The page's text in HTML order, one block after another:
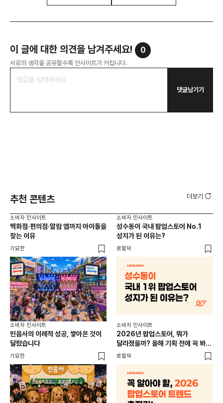
이 글에 대한 의견을 남겨주세요! 0
서로의 생각을 공유할수록 인사이트가 커집니다.
댓글남기기
추천 콘텐츠 더보기
소비자 인사이트
백화점·편의점·알람 앱까지 아이돌을
찾는 이유
기묘한
소비자 인사이트
성수동이 국내 팝업스토어 No.1
성지가 된 이유는?
로컬덕
소비자 인사이트
민음사의 이례적 성공, 쌓아온 것이
달랐습니다
기묘한
소비자 인사이트
2026년 팝업스토어, 뭐가
달라졌을까? 올해 기획 전에 꼭 봐야
할 트렌드 4가지
로컬덕